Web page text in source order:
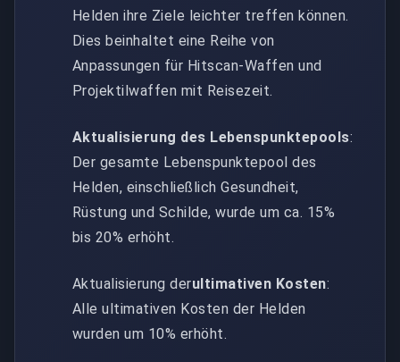
Helden ihre Ziele leichter treffen können.
Dies beinhaltet eine Reihe von
Anpassungen für Hitscan-Waffen und
Projektilwaffen mit Reisezeit.
Aktualisierung des Lebenspunktepools:
Der gesamte Lebenspunktepool des
Helden, einschließlich Gesundheit,
Rüstung und Schilde, wurde um ca. 15%
bis 20% erhöht.
Aktualisierung derultimativen Kosten:
Alle ultimativen Kosten der Helden
wurden um 10% erhöht.